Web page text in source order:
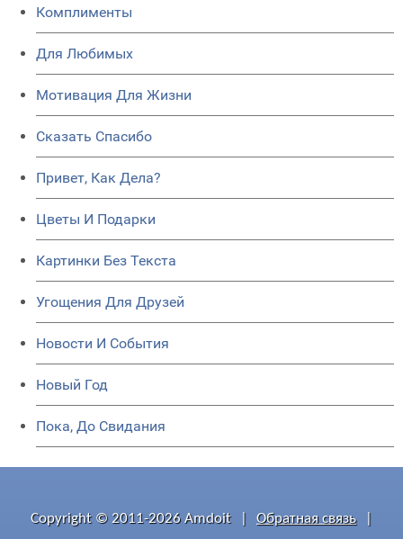
Комплименты
Для Любимых
Мотивация Для Жизни
Сказать Спасибо
Привет, Как Дела?
Цветы И Подарки
Картинки Без Текста
Угощения Для Друзей
Новости И События
Новый Год
Пока, До Свидания
Copyright © 2011-2026 Amdoit Обратная связь